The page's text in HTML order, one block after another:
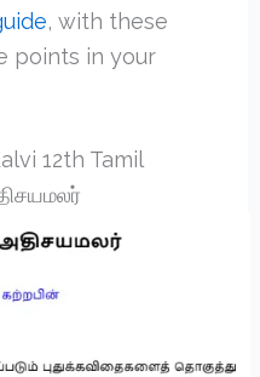
, with these
points in your
12th Tamil